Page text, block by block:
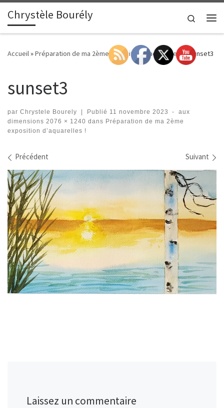
Passer au contenu
Chrystèle Bourély
Search
Accueil»Préparation de ma 2ème exposition d’aquarelles !»sunset3
sunset3
par Chrystele Bourely | Publié 11 novembre 2023 -
aux
dimensions 2076 × 1240 dans Préparation de ma 2ème
exposition d’aquarelles !
Navigation des images
Précédent Suivant
Laissez un commentaire